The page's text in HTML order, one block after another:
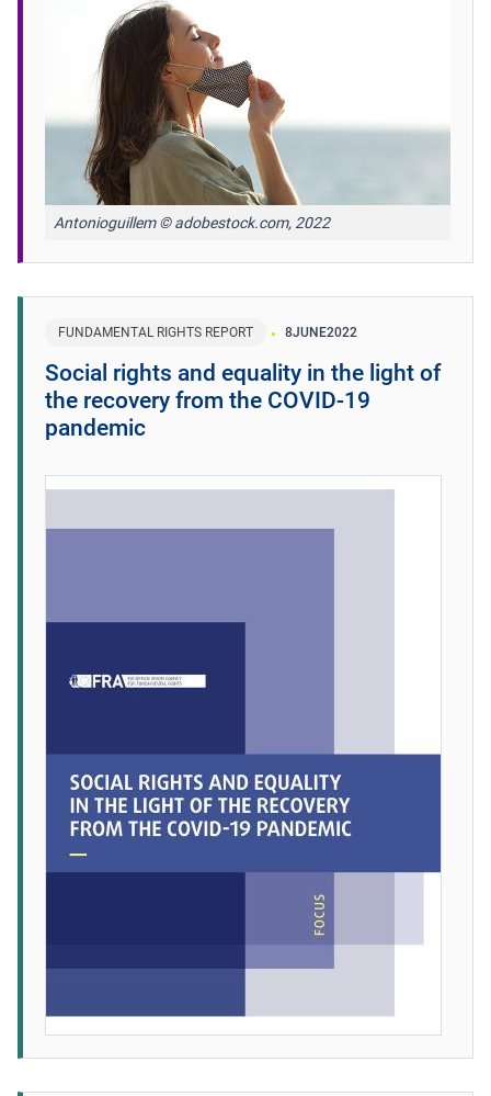
Antonioguillem © adobestock.com, 2022
FUNDAMENTAL RIGHTS REPORT 8JUNE2022
Social rights and equality in the light of
the recovery from the COVID-19
pandemic